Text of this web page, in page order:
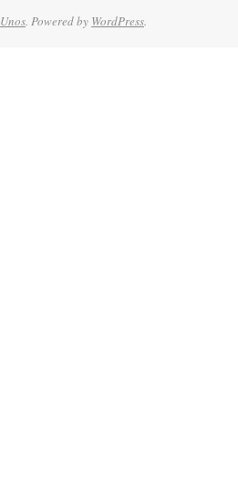
Unos. Powered by WordPress.